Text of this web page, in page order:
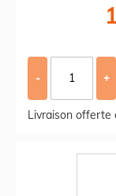
- +
Livraison offerte